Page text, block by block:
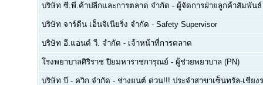
บริษัท ซี.พี.ค้าปลีกและการตลาด จำกัด - ผู้จัดการฝ่ายลูกค้าสัมพันธ์
บริษัท จาร์ดีน เอ็นจิเนียริ่ง จำกัด - Safety Supervisor
บริษัท อี.แอนด์ วี. จำกัด - เจ้าหน้าที่การตลาด
โรงพยาบาลศิริราช ปิยมหาราชการุณย์ - ผู้ช่วยพยาบาล (PN)
บริษัท บี - ควิก จำกัด - ช่างยนต์ ด่วน!!! ประจำสาขาเซ็นทรัล-เชียง